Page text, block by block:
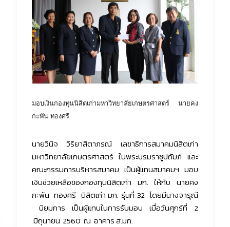
มอบเงินกองทุนนิสิตเก่ามหาวิทยาลัยเกษตรศาสตร์ นายคง
กะพัน ทองศรี
นายวินิจ วิริยาสิตาภรณ์ เลขาธิการสมาคมนิสิตเก่า
มหาวิทยาลัยเกษตรศาสตร์ ในพระบรมราชูปถัมภ์ และ
คณะกรรมการบริหารสมาคม เป็นผู้แทนสมาคมฯ มอบ
เงินช่วยเหลือของกองทุนนิสิตเก่า มก. ให้กับ นายคง
กะพัน ทองศรี นิสิตเก่า มก. รุ่นที่ 32 โดยมีนางจารุณี
นิยมการ เป็นผู้แทนในการรับมอบ เมื่อวันศุกร์ที่ 2
มิถุนายน 2560 ณ อาคาร ส.มก.